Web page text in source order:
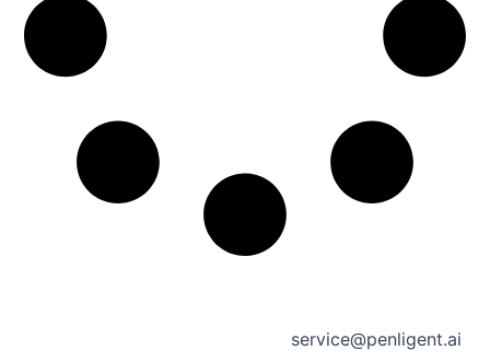
service@penligent.ai